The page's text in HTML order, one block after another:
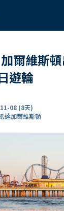
爾維斯
遊輪
08 (8天)
達加爾維斯頓